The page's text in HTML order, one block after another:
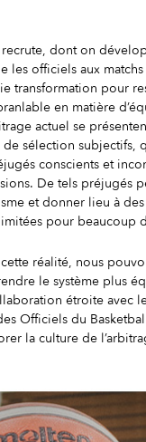
dont on
les officiels aux
transformation pour
en matière
actuel se
sélection subjectifs,
conscients et
De tels préjugés
et donner lieu à
pour beaucoup
réalité, nous
le système plus
étroite avec
Officiels du
la culture de